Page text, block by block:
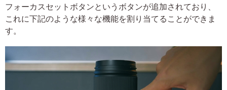
フォーカスセットボタンというボタンが追加されており、
これに下記のような様々な機能を割り当てることができま
す。